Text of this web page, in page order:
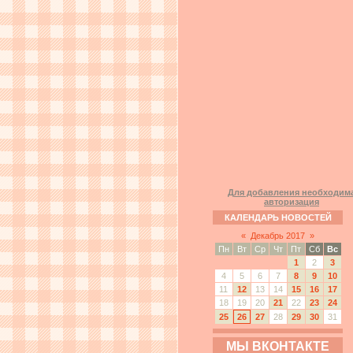
Для добавления
авторизация
КАЛЕНДАРЬ НОВОСТЕЙ
« Декабрь 2017 »
Пн
Вт Ср Чт Пт Сб
Вс
1
2
3
4
5 6 7 8 9
10
11
12 13 14 15 16
17
18
19 20 21 22 23
24
25
26 27 28 29 30 31
МЫ ВКОНТАКТЕ